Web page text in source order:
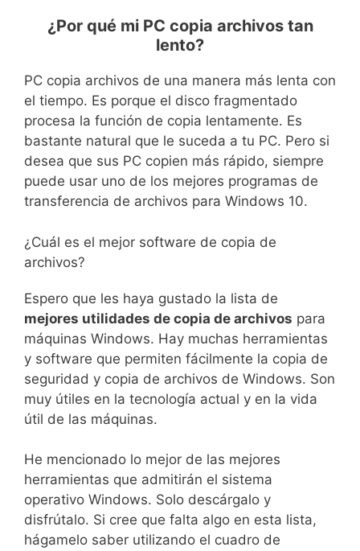
¿Por qué mi PC copia archivos tan
lento?
PC copia archivos de una manera más lenta con
el tiempo. Es porque el disco fragmentado
procesa la función de copia lentamente. Es
bastante natural que le suceda a tu PC. Pero si
desea que sus PC copien más rápido, siempre
puede usar uno de los mejores programas de
transferencia de archivos para Windows 10.
¿Cuál es el mejor software de copia de
archivos?
Espero que les haya gustado la lista de
mejores utilidades de copia de archivos para
máquinas Windows. Hay muchas herramientas
y software que permiten fácilmente la copia de
seguridad y copia de archivos de Windows. Son
muy útiles en la tecnología actual y en la vida
útil de las máquinas.
He mencionado lo mejor de las mejores
herramientas que admitirán el sistema
operativo Windows. Solo descárgalo y
disfrútalo. Si cree que falta algo en esta lista,
hágamelo saber utilizando el cuadro de